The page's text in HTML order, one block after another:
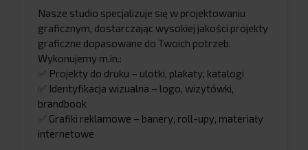
Nasze studio specjalizuje się w projektowaniu
graficznym, dostarczając wysokiej jakości projekty
graficzne dopasowane do Twoich potrzeb.
Wykonujemy m.in.:
✅ Projekty do druku – ulotki, plakaty, katalogi
✅ Identyfikacja wizualna – logo, wizytówki,
brandbook
✅ Grafiki reklamowe – banery, roll-upy, materiały
internetowe